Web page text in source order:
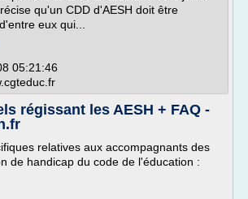
qu'un CDD d'AESH doit être
eux qui...
05:21:46
régissant les AESH + FAQ -
relatives aux accompagnants des
de handicap du code de l'éducation :